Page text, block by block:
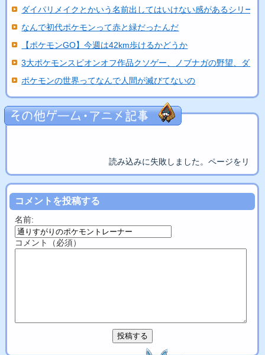
ダイパリメイクとかいう名前出してはいけない感があるシリーズ
なんで初代ポケモンって赤と緑だったんだ
【ポケモンGO】今週は42km歩けるかどうか
3大ポケモンスピオンオフ作品クソゲー、ノブナガの野望、ダッ...
ポケモンの世界ってなんで人間が滅びてないの
読み込みに失敗しました。ページをリロ
コメントを投稿する
名前:
コメント（必須）